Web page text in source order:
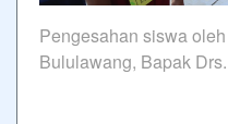
Pengesahan siswa
Bululawang, Bapak